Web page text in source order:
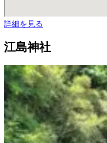
詳細を見る
江島神社